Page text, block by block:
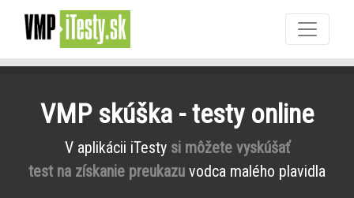
VMP skúška - testy online
V aplikácii iTesty si môžete vyskúšať
test na získanie preukazu vodca malého plavidla